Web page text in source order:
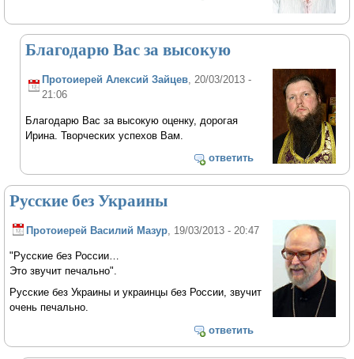
Благодарю Вас за высокую
Протоиерей Алексий Зайцев , 20/03/2013 -
21:06
Благодарю Вас за высокую оценку, дорогая
Ирина. Творческих успехов Вам.
ответить
Русские без Украины
Протоиерей Василий Мазур , 19/03/2013 - 20:47
"Русские без России…
Это звучит печально".
Русские без Украины и украинцы без России, звучит
очень печально.
ответить